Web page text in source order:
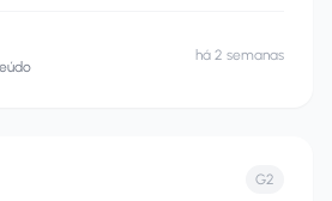
há 2 semanas
G2